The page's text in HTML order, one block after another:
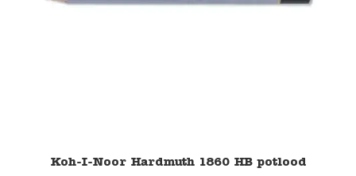
Koh-I-Noor Hardmuth 1860 HB potlood